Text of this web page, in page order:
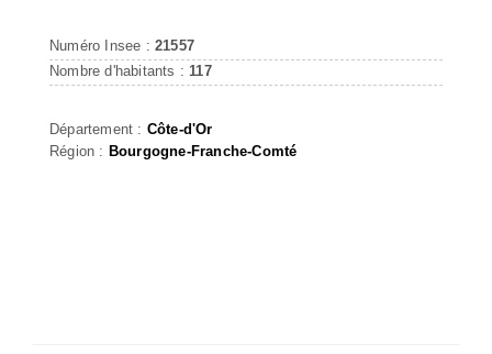
Numéro Insee : 21557
Nombre d'habitants : 117
Département : Côte-d'Or
Région : Bourgogne-Franche-Comté